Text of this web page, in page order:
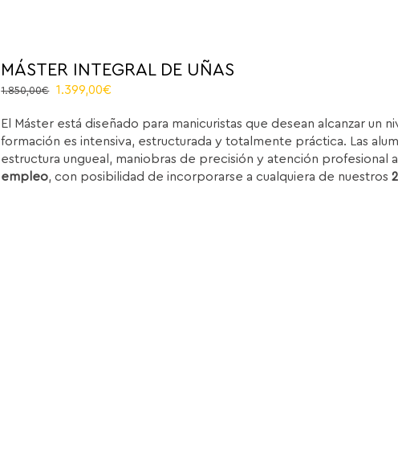
MÁSTER INTEGRAL DE UÑAS
1.850,00€
Original
was:
1.850,00€.
1.399,00€
is:
1.399,00€.
El Máster está diseñado para manicuristas que desean alcanzar
formación es intensiva, estructurada y totalmente práctica. Las
estructura ungueal, maniobras de precisión y atención profesional
empleo, con posibilidad de incorporarse a cualquiera de nuestros